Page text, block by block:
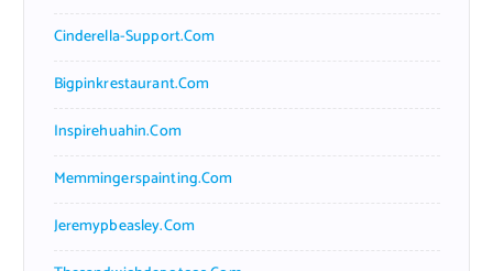
Cinderella-Support.com
Bigpinkrestaurant.com
Inspirehuahin.com
Memmingerspainting.com
Jeremypbeasley.com